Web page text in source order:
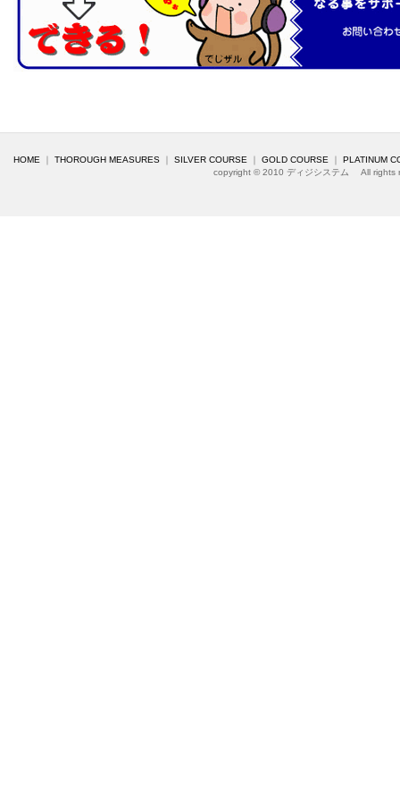
HOME THOROUGH MEASURES SILVER COURSE GOLD COURSE
PLATINUM
copyright © 2010 ディジシステム All rights